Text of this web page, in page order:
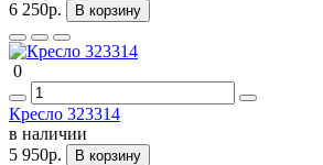
6 250р.
В корзину
0
Кресло 323314
в наличии
5 950р.
В корзину